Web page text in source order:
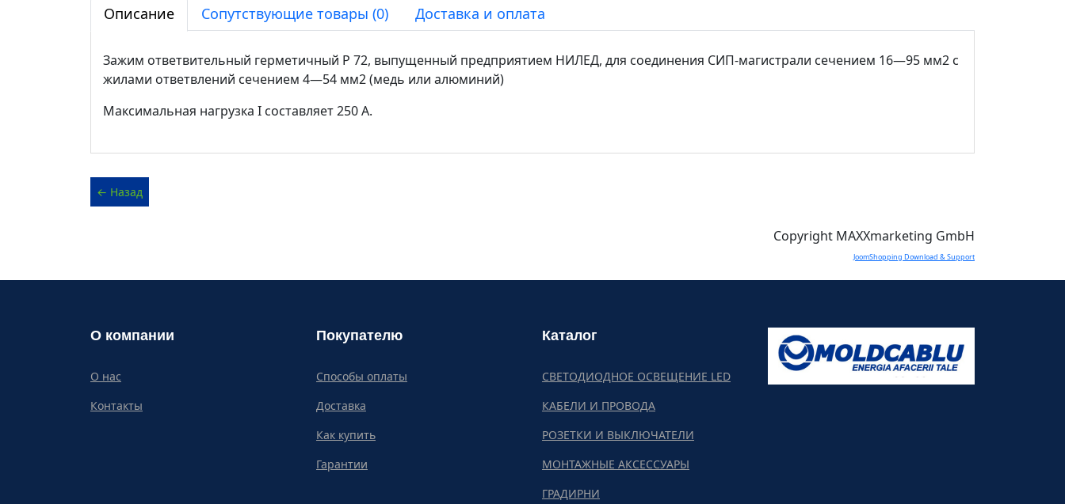
Описание Сопутствующие товары (0) Доставка и оплата
Зажим ответвительный герметичный P 72, выпущенный предприятием НИЛЕД, для соединения СИП-магистрали сечением 16—95 мм2 с
жилами ответвлений сечением 4—54 мм2 (медь или алюминий)
Максимальная нагрузка I составляет 250 А.
Copyright MAXXmarketing GmbH
JoomShopping Download & Support
О компании
О нас
Контакты
Покупателю
Способы оплаты
Доставка
Как купить
Гарантии
Каталог
СВЕТОДИОДНОЕ ОСВЕЩЕНИЕ LED
КАБЕЛИ И ПРОВОДА
РОЗЕТКИ И ВЫКЛЮЧАТЕЛИ
МОНТАЖНЫЕ АКСЕССУАРЫ
ГРАДИРНИ